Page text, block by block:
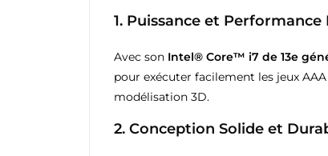
1. Puissance et Performance
Avec son Intel® Core™ i7 de 13e
pour exécuter facilement les jeux
modélisation 3D.
2. Conception Solide et